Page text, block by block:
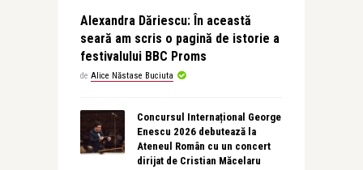
Alexandra Dăriescu: În această
seară am scris o pagină de istorie a
festivalului BBC Proms
de Alice Năstase Buciuta
Concursul Internațional George
Enescu 2026 debutează la
Ateneul Român cu un concert
dirijat de Cristian Măcelaru